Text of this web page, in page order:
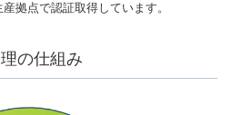
拠点で認証取得しています。
の仕組み